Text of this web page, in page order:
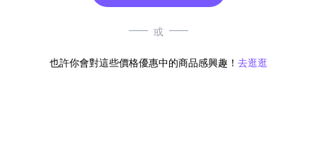
或
也許你會對這些價格優惠中的商品感興趣！ 去逛逛